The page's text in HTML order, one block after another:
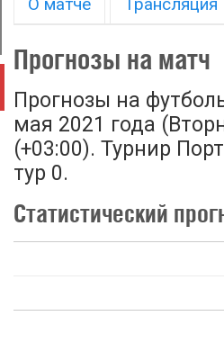
Прогнозы на матч
Прогнозы на
мая 2021 года
(+03:00). Турнир
тур 0.
Статистический